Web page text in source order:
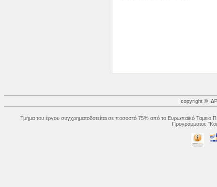
copyright ©
Τμήμα του έργου συγχρηματοδοτείται σε ποσοστό 75% από το Ευρωπαϊκό Ταμείο
Προγράμματος